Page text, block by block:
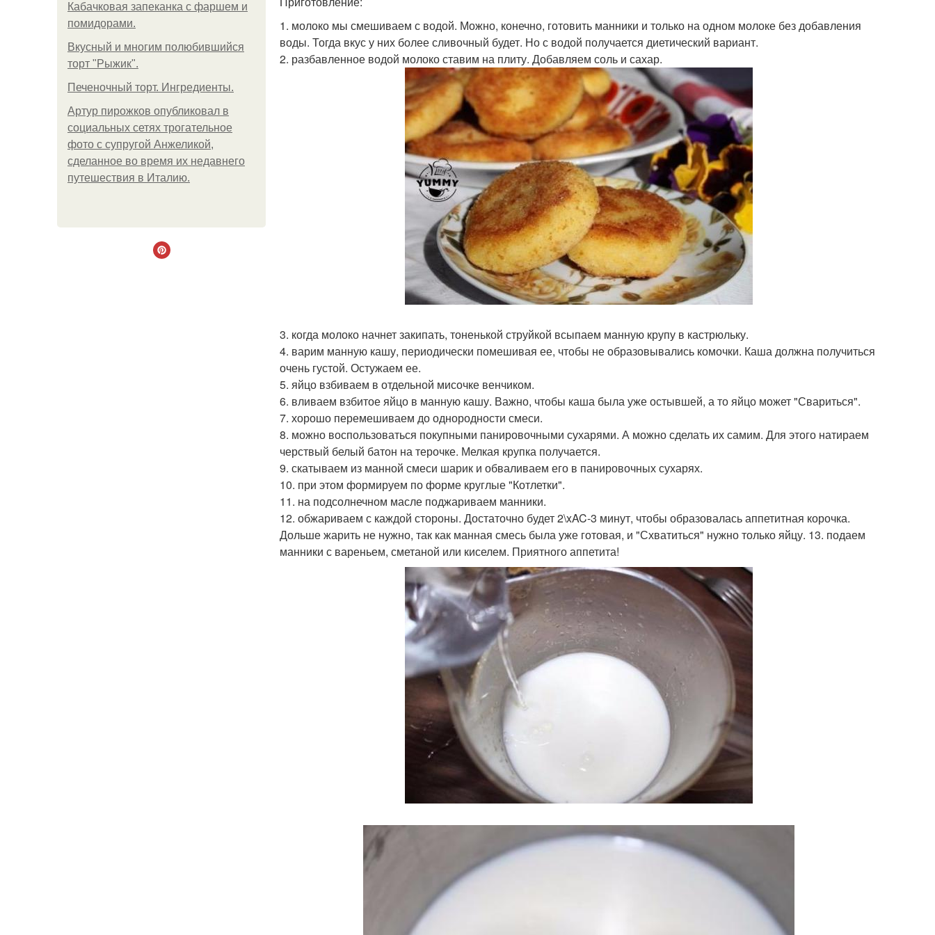
Кабачковая запеканка с фаршем и
помидорами.
Вкусный и многим полюбившийся
торт "Рыжик".
Печеночный торт. Ингредиенты.
Артур пирожков опубликовал в
социальных сетях трогательное
фото с супругой Анжеликой,
сделанное во время их недавнего
путешествия в Италию.
1. молоко мы смешиваем с водой. Можно, конечно, готовить манники и только на одном молоке без добавления
воды. Тогда вкус у них более сливочный будет. Но с водой получается диетический вариант.
2. разбавленное водой молоко ставим на плиту. Добавляем соль и сахар.
3. когда молоко начнет закипать, тоненькой струйкой всыпаем манную крупу в кастрюльку.
4. варим манную кашу, периодически помешивая ее, чтобы не образовывались комочки. Каша должна получиться
очень густой. Остужаем ее.
5. яйцо взбиваем в отдельной мисочке венчиком.
6. вливаем взбитое яйцо в манную кашу. Важно, чтобы каша была уже остывшей, а то яйцо может "Свариться".
7. хорошо перемешиваем до однородности смеси.
8. можно воспользоваться покупными панировочными сухарями. А можно сделать их самим. Для этого натираем
черствый белый батон на терочке. Мелкая крупка получается.
9. скатываем из манной смеси шарик и обваливаем его в панировочных сухарях.
10. при этом формируем по форме круглые "Котлетки".
11. на подсолнечном масле поджариваем манники.
12. обжариваем с каждой стороны. Достаточно будет 2\xAC-3 минут, чтобы образовалась аппетитная корочка.
Дольше жарить не нужно, так как манная смесь была уже готовая, и "Схватиться" нужно только яйцу. 13. подаем
манники с вареньем, сметаной или киселем. Приятного аппетита!